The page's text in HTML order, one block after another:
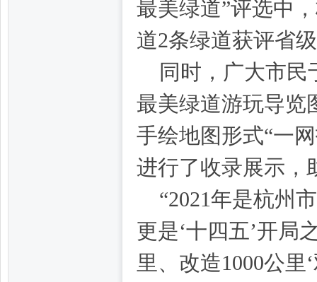
最美绿道”评选中
道2条绿道获评省
同时，广大市
最美绿道游玩导览
手绘地图形式“一
进行了收录展示，
“2021年是杭州
更是‘十四五’开局
里、改造1000公里